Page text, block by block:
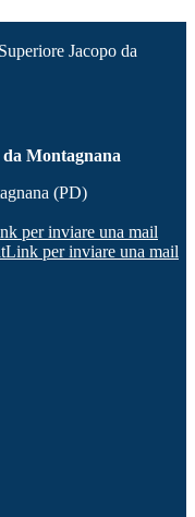
Jacopo da
Montagnana
(PD)
per inviare una mail
Link per inviare una mail